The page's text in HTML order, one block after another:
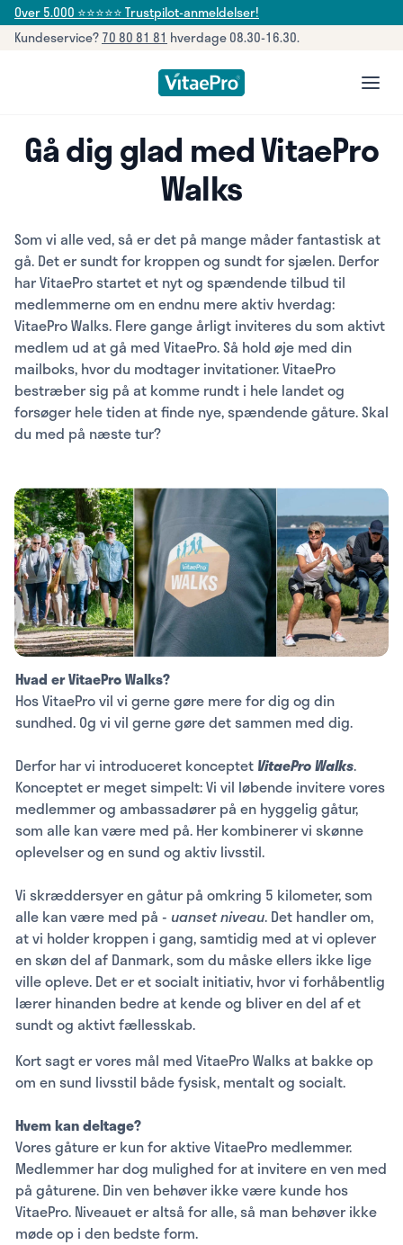
Over 5.000 ⭐⭐⭐⭐⭐ Trustpilot-anmeldelser!
Kundeservice?70 80 81 81 hverdage 08.30-16.30.
Gå dig glad med VitaePro
Walks
Som vi alle ved, så er det på mange måder fantastisk at
gå. Det er sundt for kroppen og sundt for sjælen. Derfor
har VitaePro startet et nyt og spændende tilbud til
medlemmerne om en endnu mere aktiv hverdag:
VitaePro Walks. Flere gange årligt inviteres du som aktivt
medlem ud at gå med VitaePro. Så hold øje med din
mailboks, hvor du modtager invitationer. VitaePro
bestræber sig på at komme rundt i hele landet og
forsøger hele tiden at finde nye, spændende gåture. Skal
du med på næste tur?
Hvad er VitaePro Walks?
Hos VitaePro vil vi gerne gøre mere for dig og din
sundhed. Og vi vil gerne gøre det sammen med dig.
Derfor har vi introduceret konceptet VitaePro Walks.
Konceptet er meget simpelt: Vi vil løbende invitere vores
medlemmer og ambassadører på en hyggelig gåtur,
som alle kan være med på. Her kombinerer vi skønne
oplevelser og en sund og aktiv livsstil.
Vi skræddersyer en gåtur på omkring 5 kilometer, som
alle kan være med på - uanset niveau. Det handler om,
at vi holder kroppen i gang, samtidig med at vi oplever
en skøn del af Danmark, som du måske ellers ikke lige
ville opleve. Det er et socialt initiativ, hvor vi forhåbentlig
lærer hinanden bedre at kende og bliver en del af et
sundt og aktivt fællesskab.
Kort sagt er vores mål med VitaePro Walks at bakke op
om en sund livsstil både fysisk, mentalt og socialt.
Hvem kan deltage?
Vores gåture er kun for aktive VitaePro medlemmer.
Medlemmer har dog mulighed for at invitere en ven med
på gåturene. Din ven behøver ikke være kunde hos
VitaePro. Niveauet er altså for alle, så man behøver ikke
møde op i den bedste form.